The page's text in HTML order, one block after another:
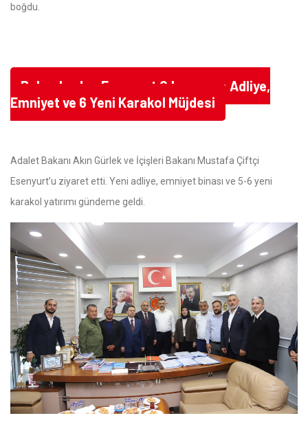
boğdu.
Bakanlardan Esenyurt Çıkarması: Adliye,
Emniyet ve 6 Yeni Karakol Müjdesi
Adalet Bakanı Akın Gürlek ve İçişleri Bakanı Mustafa Çiftçi
Esenyurt’u ziyaret etti. Yeni adliye, emniyet binası ve 5-6 yeni
karakol yatırımı gündeme geldi.